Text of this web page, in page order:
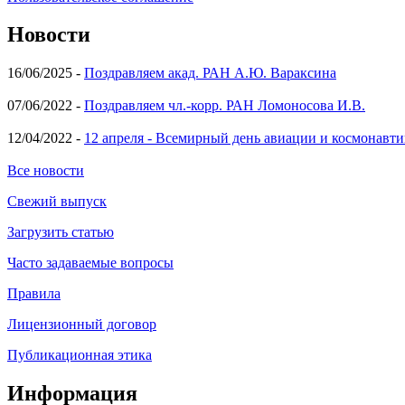
Новости
16/06/2025 - Поздравляем акад. РАН А.Ю. Вараксина
07/06/2022 - Поздравляем чл.-корр. РАН Ломоносова И.В.
12/04/2022 - 12 апреля - Всемирный день авиации и
Все новости
Свежий выпуск
Загрузить статью
Часто задаваемые вопросы
Правила
Лицензионный договор
Публикационная этика
Информация